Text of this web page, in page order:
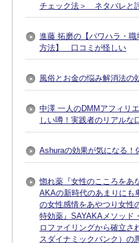
チェック法＞ ネタバレと
進藤 拓磨の【パワハラ・
方法】 口コミが怪しい
風俗とお金の悩み解消法の
中澤 一人のDMMアフィリ
しい噂！実践者のリアルな
Ashuraの効果が気になる！
惚れ薬『女性のこころをあ
AKAの新時代のあまりにも
の女性感情をあやつり女性
特効薬』SAYAKAメソッ
ロファイリングから確立
スダイナミックバンク）の